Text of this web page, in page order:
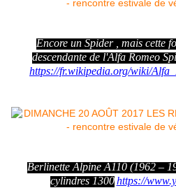
Encore un Spider , mais cette
descendante de l'Alfa Romeo
https://fr.wikipedia.org/wiki/
Berlinette Alpine A110 (1962 –
cylindres 1300 https://